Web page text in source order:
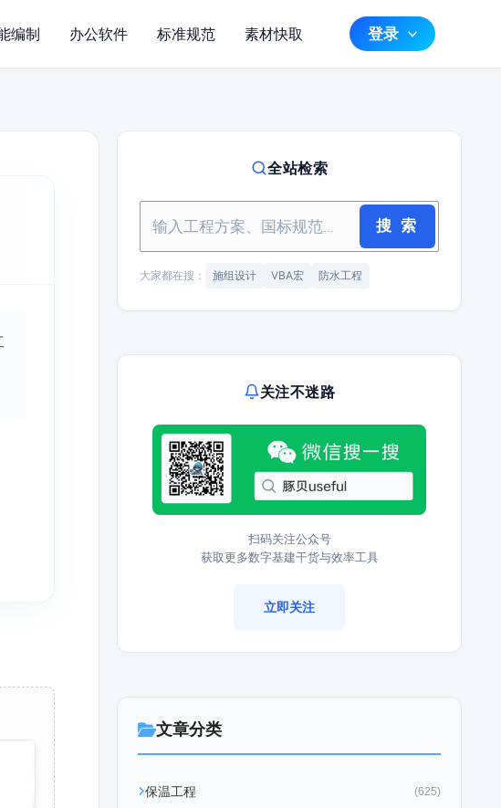
编制 办公软件 标准规范 素材快取 登录
全站检索
搜 索
大家都在搜： 施组设计 VBA宏 防水工程
关注不迷路
扫码关注公众号
获取更多数字基建干货与效率工具
立即关注
文章分类
保温工程 (625)